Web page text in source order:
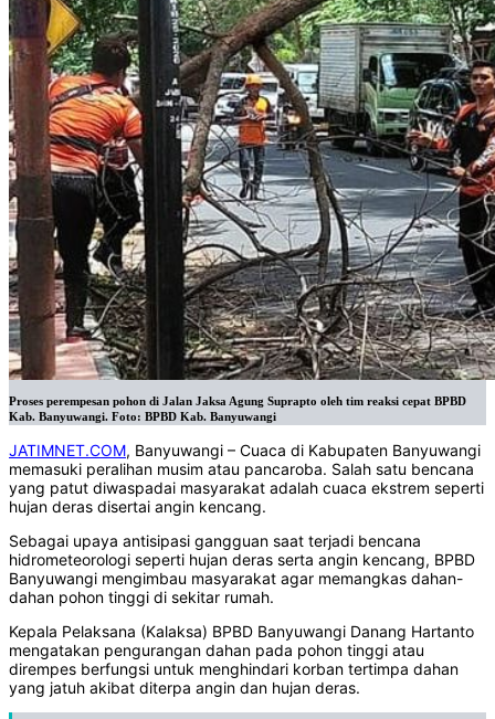
Proses perempesan pohon di Jalan Jaksa Agung Suprapto oleh tim reaksi cepat BPBD
Kab. Banyuwangi. Foto: BPBD Kab. Banyuwangi
JATIMNET.COM, Banyuwangi – Cuaca di Kabupaten Banyuwangi
memasuki peralihan musim atau pancaroba. Salah satu bencana
yang patut diwaspadai masyarakat adalah cuaca ekstrem seperti
hujan deras disertai angin kencang.
Sebagai upaya antisipasi gangguan saat terjadi bencana
hidrometeorologi seperti hujan deras serta angin kencang, BPBD
Banyuwangi mengimbau masyarakat agar memangkas dahan-
dahan pohon tinggi di sekitar rumah.
Kepala Pelaksana (Kalaksa) BPBD Banyuwangi Danang Hartanto
mengatakan pengurangan dahan pada pohon tinggi atau
dirempes berfungsi untuk menghindari korban tertimpa dahan
yang jatuh akibat diterpa angin dan hujan deras.